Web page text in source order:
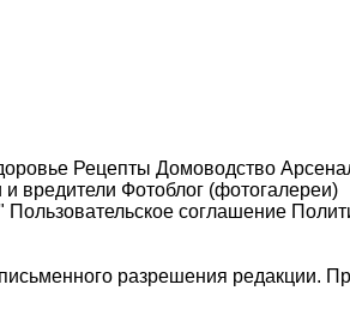
Рецепты Домоводство
и вредители Фотоблог (фотогалереи)
Пользовательское соглашение
разрешения редакции.